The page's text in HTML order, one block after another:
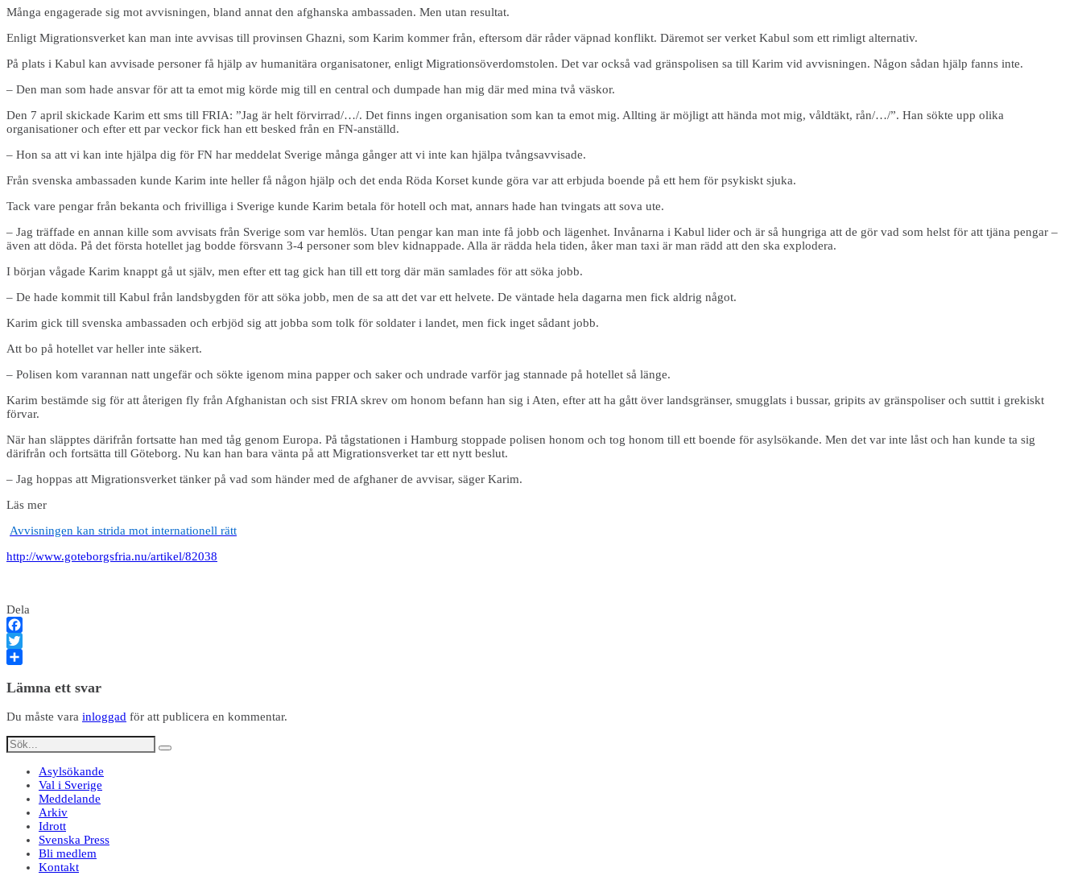
Många engagerade sig mot avvisningen, bland annat den afghanska ambassaden. Men utan resultat.
Enligt Migrationsverket kan man inte avvisas till provinsen Ghazni, som Karim kommer från, eftersom där råder väpnad konflikt. Däremot ser verket Kabul som ett rimligt alternativ.
På plats i Kabul kan avvisade personer få hjälp av humanitära organisatoner, enligt Migrationsöverdomstolen. Det var också vad gränspolisen sa till Karim vid avvisningen. Någon sådan hjälp fanns inte.
– Den man som hade ansvar för att ta emot mig körde mig till en central och dumpade han mig där med mina två väskor.
Den 7 april skickade Karim ett sms till FRIA: ”Jag är helt förvirrad/…/. Det finns ingen organisation som kan ta emot mig. Allting är möjligt att hända mot mig, våldtäkt, rån/…/”. Han sökte upp olika
organisationer och efter ett par veckor fick han ett besked från en FN-anställd.
– Hon sa att vi kan inte hjälpa dig för FN har meddelat Sverige många gånger att vi inte kan hjälpa tvångsavvisade.
Från svenska ambassaden kunde Karim inte heller få någon hjälp och det enda Röda Korset kunde göra var att erbjuda boende på ett hem för psykiskt sjuka.
Tack vare pengar från bekanta och frivilliga i Sverige kunde Karim betala för hotell och mat, annars hade han tvingats att sova ute.
– Jag träffade en annan kille som avvisats från Sverige som var hemlös. Utan pengar kan man inte få jobb och lägenhet. Invånarna i Kabul lider och är så hungriga att de gör vad som helst för att tjäna pengar –
även att döda. På det första hotellet jag bodde försvann 3-4 personer som blev kidnappade. Alla är rädda hela tiden, åker man taxi är man rädd att den ska explodera.
I början vågade Karim knappt gå ut själv, men efter ett tag gick han till ett torg där män samlades för att söka jobb.
– De hade kommit till Kabul från landsbygden för att söka jobb, men de sa att det var ett helvete. De väntade hela dagarna men fick aldrig något.
Karim gick till svenska ambassaden och erbjöd sig att jobba som tolk för soldater i landet, men fick inget sådant jobb.
Att bo på hotellet var heller inte säkert.
– Polisen kom varannan natt ungefär och sökte igenom mina papper och saker och undrade varför jag stannade på hotellet så länge.
Karim bestämde sig för att återigen fly från Afghanistan och sist FRIA skrev om honom befann han sig i Aten, efter att ha gått över landsgränser, smugglats i bussar, gripits av gränspoliser och suttit i grekiskt
förvar.
När han släpptes därifrån fortsatte han med tåg genom Europa. På tågstationen i Hamburg stoppade polisen honom och tog honom till ett boende för asylsökande. Men det var inte låst och han kunde ta sig
därifrån och fortsätta till Göteborg. Nu kan han bara vänta på att Migrationsverket tar ett nytt beslut.
– Jag hoppas att Migrationsverket tänker på vad som händer med de afghaner de avvisar, säger Karim.
Läs mer
Avvisningen kan strida mot internationell rätt
http://www.goteborgsfria.nu/artikel/82038
Dela
Facebook
Twitter
Lämna ett svar
Du måste vara inloggad för att publicera en kommentar.
Asylsökande
Val i Sverige
Meddelande
Arkiv
Idrott
Svenska Press
Bli medlem
Kontakt